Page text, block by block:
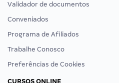
Validador de documentos
Conveniados
Programa de Afiliados
Trabalhe Conosco
Preferências de Cookies
CURSOS ONLINE